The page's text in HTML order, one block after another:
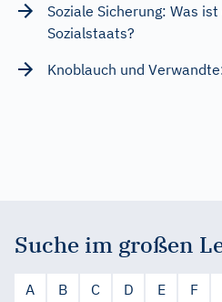
Soziale Sicherung: Was
Sozialstaats?
Knoblauch und
Suche im großen
A B C D E F